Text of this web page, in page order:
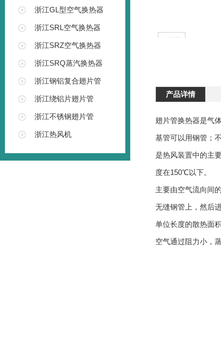
浙江GL型空气换热器
浙江SRL空气换热器
浙江SRZ空气换热器
浙江SRQ蒸汽换热器
浙江钢铝复合翅片管
浙江绕铝片翅片管
浙江不锈钢翅片管
浙江热风机
产品详情
翅片管换热器是气
基管可以用钢管；
是热风装置中的主
度在150℃以下。
主要由空气流向间
无缝钢管上，然后
单位长度的散热面
空气通过阻力小，